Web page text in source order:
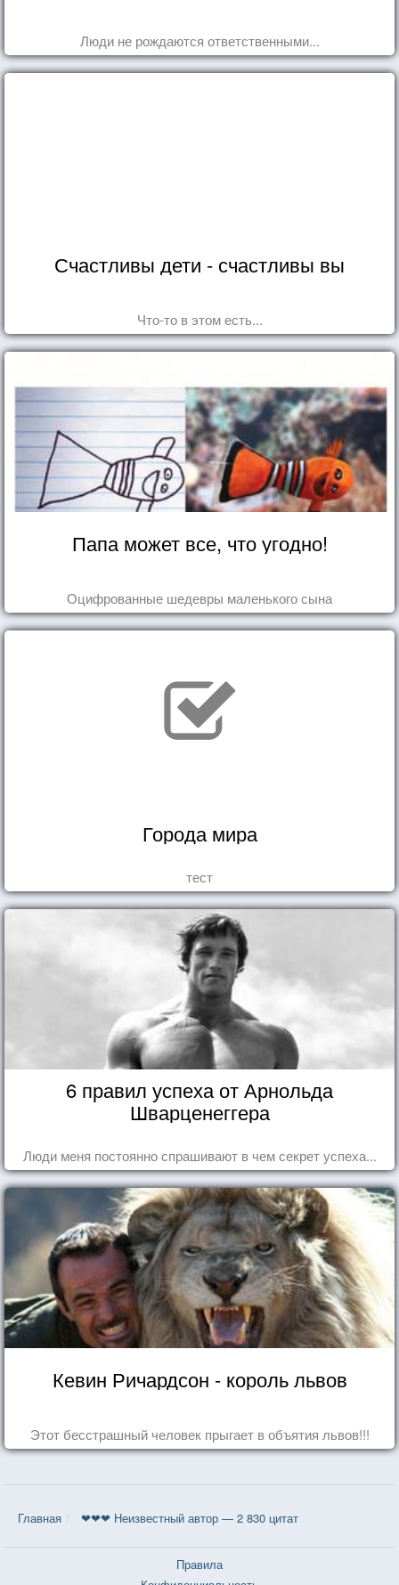
Люди не рождаются ответственными...
Счастливы дети - счастливы вы
Что-то в этом есть...
Папа может все, что угодно!
Оцифрованные шедевры маленького сына
Города мира
тест
6 правил успеха от Арнольда
Шварценеггера
Люди меня постоянно спрашивают в чем секрет успеха...
Кевин Ричардсон - король львов
Этот бесстрашный человек прыгает в объятия львов!!!
Главная ❤❤❤ Неизвестный автор — 2 830 цитат
Правила